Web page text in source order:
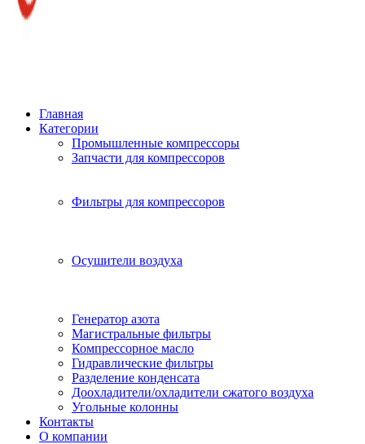
Главная
Категории
Промышленные компрессоры
Запчасти для компрессоров
Фильтры для компрессоров
Осушители воздуха
Генератор азота
Магистральные фильтры
Компрессорное масло
Гидравлические фильтры
Разделение конденсата
Доохладители/охладители сжатого воздуха
Угольные колонны
Контакты
О компании